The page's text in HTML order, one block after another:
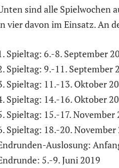
sind alle Spielwochen
vier davon im Einsatz. An
Spieltag: 6.-8. September
Spieltag: 9.-11. September
Spieltag: 11.-13. Oktober
Spieltag: 14.-16. Oktober
Spieltag: 15.-17. November
Spieltag: 18.-20. November
Auslosung:
5.-9. Juni 2019